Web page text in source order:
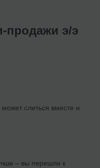
продажи э/э
слиться вместе и
– вы перешли к